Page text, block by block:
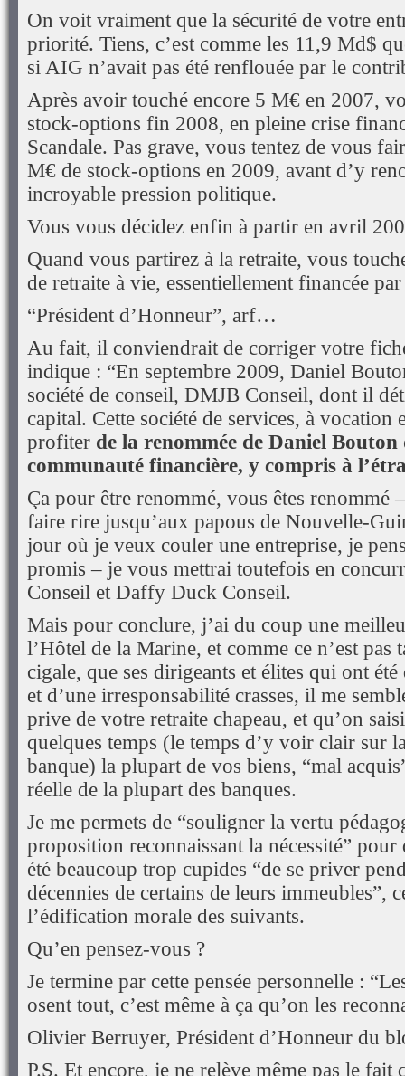
On voit vraiment que la sécurité de votre
priorité. Tiens, c’est comme les 11,9 Md$
si AIG n’avait pas été renflouée par le
Après avoir touché encore 5 M€ en 2007,
stock-options fin 2008, en pleine crise
Scandale. Pas grave, vous tentez de vous
M€ de stock-options en 2009, avant d’y
incroyable pression politique.
Vous vous décidez enfin à partir en avril
Quand vous partirez à la retraite, vous
de retraite à vie, essentiellement financée
“Président d’Honneur”, arf…
Au fait, il conviendrait de corriger votre
indique : “En septembre 2009, Daniel
société de conseil, DMJB Conseil, dont il
capital. Cette société de services, à vocation
profiter de la renommée de Daniel Bouton
communauté financière, y compris à
Ça pour être renommé, vous êtes renommé
faire rire jusqu’aux papous de Nouvelle-
jour où je veux couler une entreprise, je
promis – je vous mettrai toutefois en
Conseil et Daffy Duck Conseil.
Mais pour conclure, j’ai du coup une
l’Hôtel de la Marine, et comme ce n’est pas
cigale, que ses dirigeants et élites qui ont été
et d’une irresponsabilité crasses, il me
prive de votre retraite chapeau, et qu’on
quelques temps (le temps d’y voir clair sur
banque) la plupart de vos biens, “mal
réelle de la plupart des banques.
Je me permets de “souligner la vertu
proposition reconnaissant la nécessité”
été beaucoup trop cupides “de se priver
décennies de certains de leurs immeubles”,
l’édification morale des suivants.
Qu’en pensez-vous ?
Je termine par cette pensée personnelle :
osent tout, c’est même à ça qu’on les
Olivier Berruyer, Président d’Honneur du
P.S. Et encore, je ne relève même pas le fait